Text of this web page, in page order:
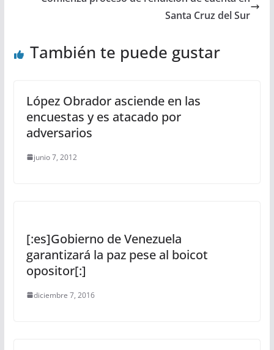
Santa Cruz del Sur
También te puede gustar
López Obrador asciende en las
encuestas y es atacado por
adversarios
junio 7, 2012
[:es]Gobierno de Venezuela
garantizará la paz pese al boicot
opositor[:]
diciembre 7, 2016